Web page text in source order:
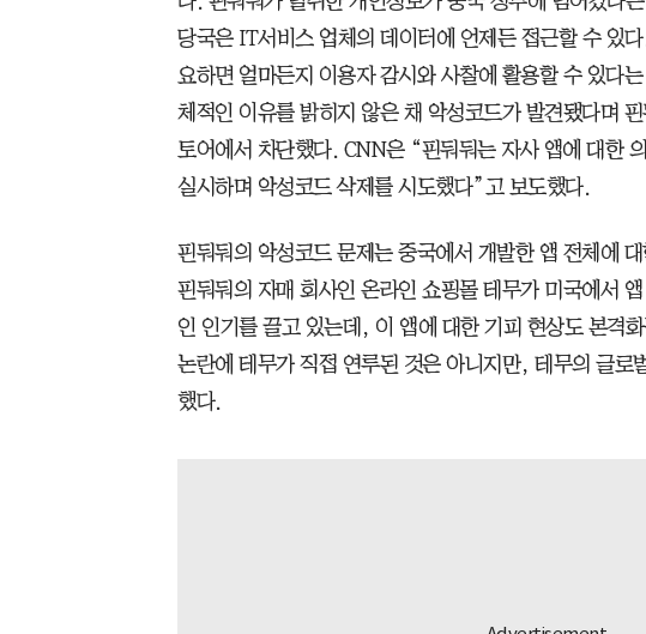
당국은 IT서비스 업체의 데이터에 언제든 접근할 수 있
요하면 얼마든지 이용자 감시와 사찰에 활용할 수 있다
체적인 이유를 밝히지 않은 채 악성코드가 발견됐다며
토어에서 차단했다. CNN은 “핀둬둬는 자사 앱에 대한
실시하며 악성코드 삭제를 시도했다”고 보도했다.
핀둬둬의 악성코드 문제는 중국에서 개발한 앱 전체에
핀둬둬의 자매 회사인 온라인 쇼핑몰 테무가 미국에서
인 인기를 끌고 있는데, 이 앱에 대한 기피 현상도 본격
논란에 테무가 직접 연루된 것은 아니지만, 테무의 글로
했다.